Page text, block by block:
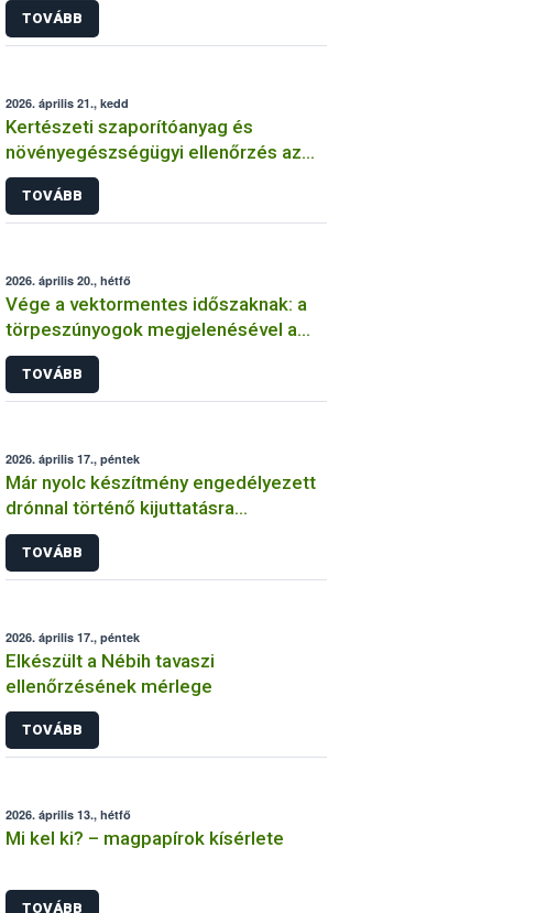
TOVÁBB
2026. április 21., kedd
Kertészeti szaporítóanyag és
növényegészségügyi ellenőrzés az
ónodi piacon
TOVÁBB
2026. április 20., hétfő
Vége a vektormentes időszaknak: a
törpeszúnyogok megjelenésével a
kéknyelv-betegség hazai újbóli
előfordulása lehetséges
TOVÁBB
2026. április 17., péntek
Már nyolc készítmény engedélyezett
drónnal történő kijuttatásra
Magyarországon
TOVÁBB
2026. április 17., péntek
Elkészült a Nébih tavaszi
ellenőrzésének mérlege
TOVÁBB
2026. április 13., hétfő
Mi kel ki? – magpapírok kísérlete
TOVÁBB